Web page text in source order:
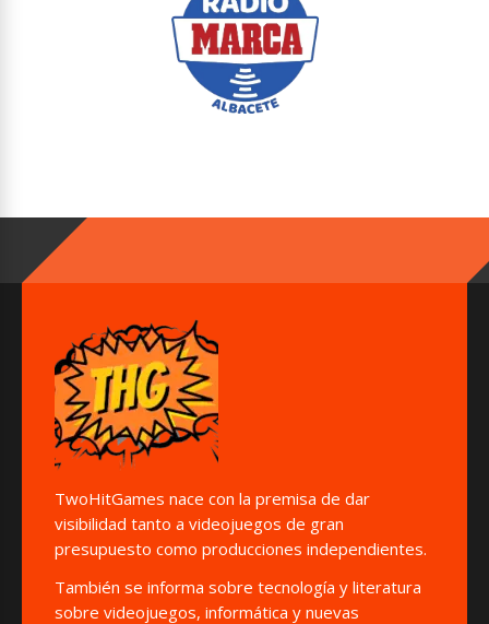
TwoHitGames nace con la premisa de dar
visibilidad tanto a videojuegos de gran
presupuesto como producciones independientes.
También se informa sobre tecnología y literatura
sobre videojuegos, informática y nuevas